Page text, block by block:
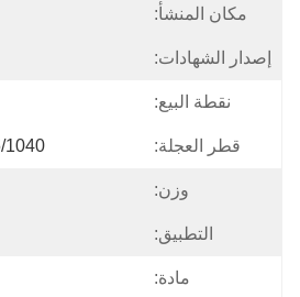
مكان المنشأ:
إصدار الشهادات:
نقطة البيع:
قطر العجلة: 1040
وزن:
التطبيق:
مادة: